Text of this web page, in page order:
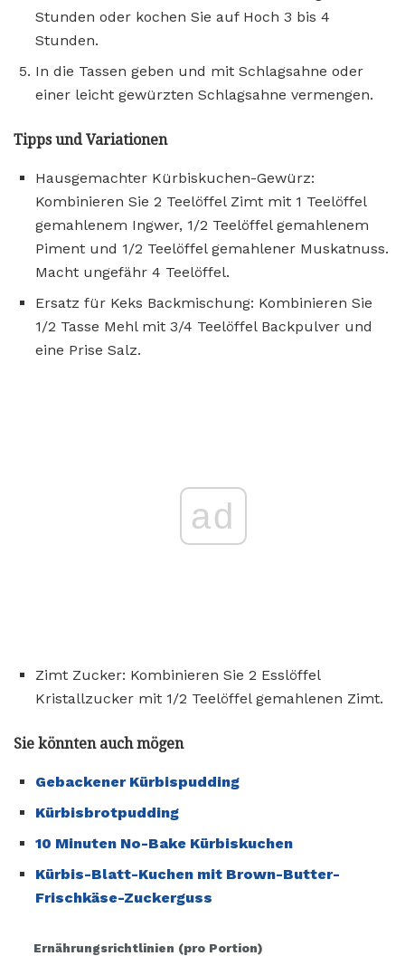
Stunden oder kochen Sie auf Hoch 3 bis 4
Stunden.
In die Tassen geben und mit Schlagsahne oder
einer leicht gewürzten Schlagsahne vermengen.
Tipps und Variationen
Hausgemachter Kürbiskuchen-Gewürz:
Kombinieren Sie 2 Teelöffel Zimt mit 1 Teelöffel
gemahlenem Ingwer, 1/2 Teelöffel gemahlenem
Piment und 1/2 Teelöffel gemahlener Muskatnuss.
Macht ungefähr 4 Teelöffel.
Ersatz für Keks Backmischung: Kombinieren Sie
1/2 Tasse Mehl mit 3/4 Teelöffel Backpulver und
eine Prise Salz.
ad
Zimt Zucker: Kombinieren Sie 2 Esslöffel
Kristallzucker mit 1/2 Teelöffel gemahlenen Zimt.
Sie könnten auch mögen
Gebackener Kürbispudding
Kürbisbrotpudding
10 Minuten No-Bake Kürbiskuchen
Kürbis-Blatt-Kuchen mit Brown-Butter-
Frischkäse-Zuckerguss
Ernährungsrichtlinien (pro Portion)